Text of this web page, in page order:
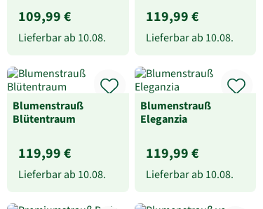
109,99 €
Lieferbar ab 10.08.
119,99 €
Lieferbar ab 10.08.
Blumenstrauß
Blütentraum
119,99 €
Lieferbar ab 10.08.
Blumenstrauß
Eleganzia
119,99 €
Lieferbar ab 10.08.